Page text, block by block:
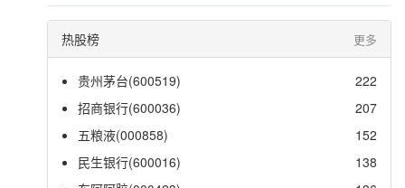
热股榜 更多
贵州茅台(600519)
222
招商银行(600036)
207
五粮液(000858)
152
民生银行(600016)
138